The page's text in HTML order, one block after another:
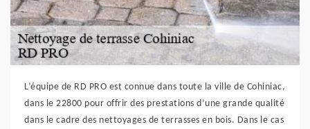
L’équipe de RD PRO est connue dans toute la ville de Cohiniac,
dans le 22800 pour offrir des prestations d’une grande qualité
dans le cadre des nettoyages de terrasses en bois. Dans le cas